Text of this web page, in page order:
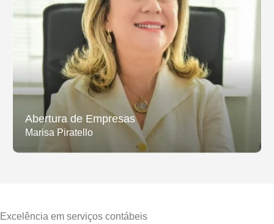
Abertura de Empresas
Marisa Piratello
Excelência em serviços contábeis